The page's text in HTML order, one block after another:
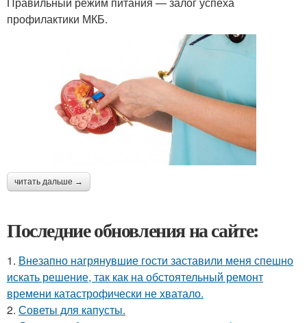
профилактики МКБ.
читать дальше →
Последние обновления на сайте:
1. Внезапно нагрянувшие гости заставили меня спешно
искать решение, так как на обстоятельный ремонт
времени катастрофически не хватало.
2. Советы для капусты.